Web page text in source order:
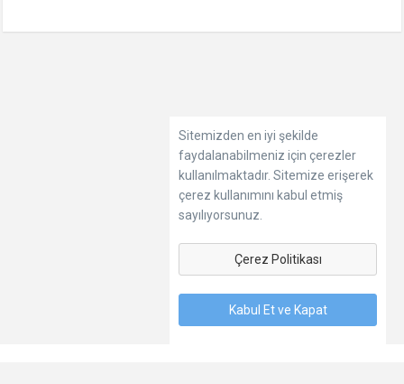
Sitemizden en iyi şekilde
faydalanabilmeniz için çerezler
kullanılmaktadır. Sitemize erişerek
çerez kullanımını kabul etmiş
sayılıyorsunuz.
Çerez Politikası
Kabul Et ve Kapat